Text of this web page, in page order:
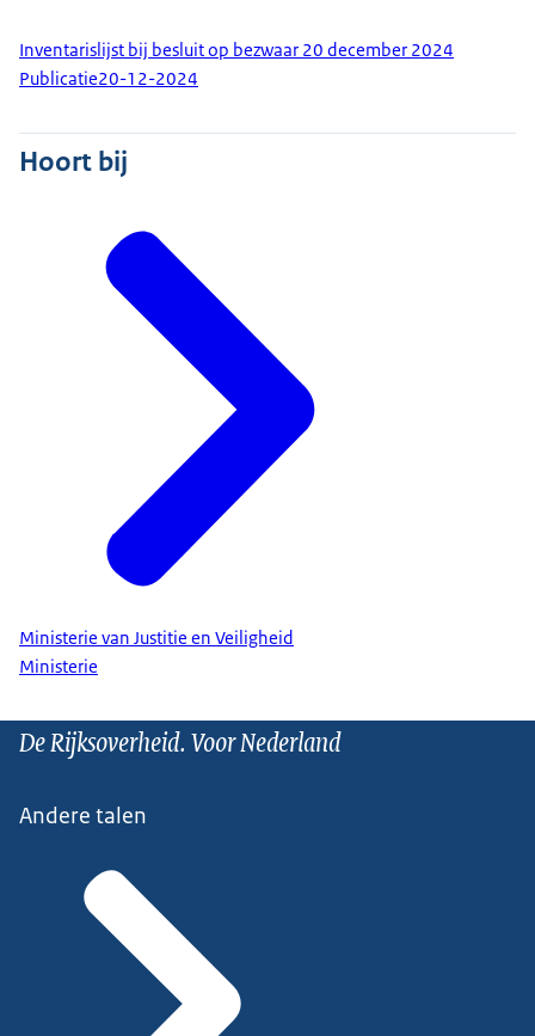
Inventarislijst bij besluit op bezwaar 20 december 2024
Publicatie20-12-2024
Hoort bij
Ministerie van Justitie en Veiligheid
Ministerie
De Rijksoverheid. Voor Nederland
Andere talen